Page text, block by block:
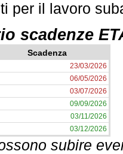
per il lavoro
scadenze
Scadenza
23/03/2026
06/05/2026
03/07/2026
09/09/2026
03/11/2026
03/12/2026
subire